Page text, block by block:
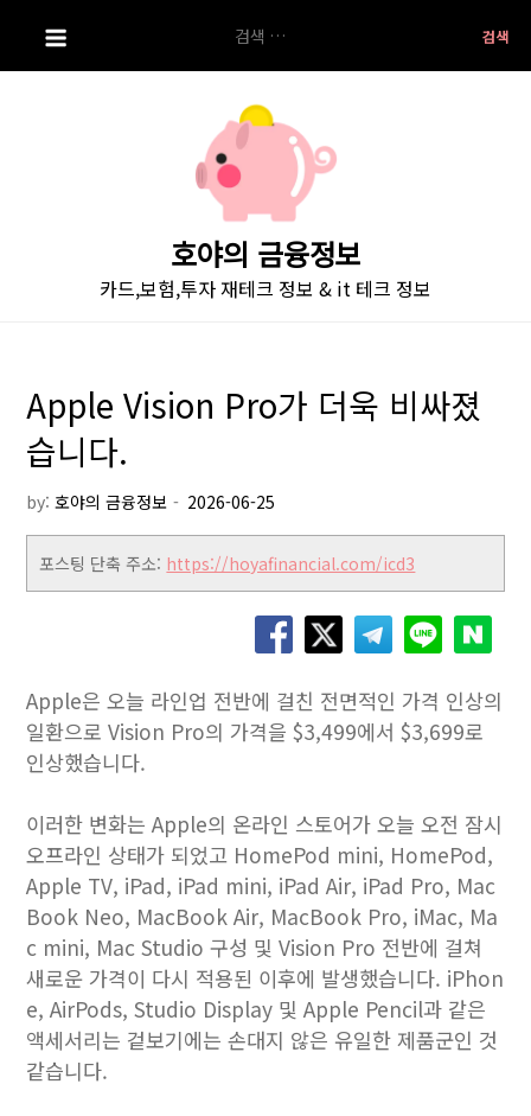
i
색:
호야의 금융정보
카드,보험,투자 재테크 정보 & it 테크 정보
Apple Vision Pro가 더욱 비싸졌
습니다.
by:호야의 금융정보
포스팅 단축 주소: https://hoyafinancial.com/icd3
Apple은 오늘 라인업 전반에 걸친 전면적인 가격 인상의
일환으로 Vision Pro의 가격을 $3,499에서 $3,699로
인상했습니다.
이러한 변화는 Apple의 온라인 스토어가 오늘 오전 잠시
오프라인 상태가 되었고 HomePod mini, HomePod,
Apple TV, iPad, iPad mini, iPad Air, iPad Pro, Mac
Book Neo, MacBook Air, MacBook Pro, iMac, Ma
c mini, Mac Studio 구성 및 Vision Pro 전반에 걸쳐
새로운 가격이 다시 적용된 이후에 발생했습니다. iPhon
e, AirPods, Studio Display 및 Apple Pencil과 같은
액세서리는 겉보기에는 손대지 않은 유일한 제품군인 것
같습니다.